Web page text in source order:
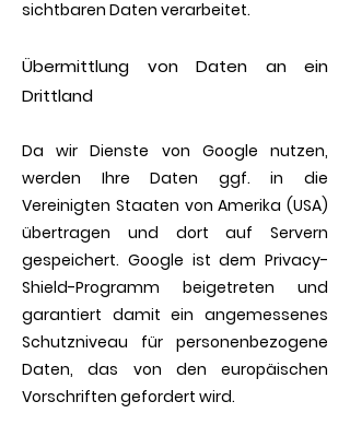
sichtbaren Daten verarbeitet.
Übermittlung von Daten an ein
Drittland
Da wir Dienste von Google nutzen,
werden Ihre Daten ggf. in die
Vereinigten Staaten von Amerika (USA)
übertragen und dort auf Servern
gespeichert. Google ist dem Privacy-
Shield-Programm beigetreten und
garantiert damit ein angemessenes
Schutzniveau für personenbezogene
Daten, das von den europäischen
Vorschriften gefordert wird.